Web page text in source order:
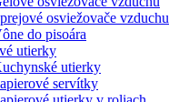
osviežovače vzduchu
do pisoára
utierky
utierky
servítky